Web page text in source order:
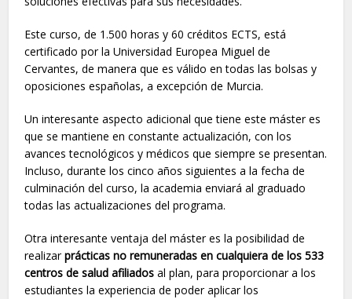
Este curso, de 1.500 horas y 60 créditos ECTS, está
certificado por la Universidad Europea Miguel de
Cervantes, de manera que es válido en todas las bolsas y
oposiciones españolas, a excepción de Murcia.
Un interesante aspecto adicional que tiene este máster es
que se mantiene en constante actualización, con los
avances tecnológicos y médicos que siempre se presentan.
Incluso, durante los cinco años siguientes a la fecha de
culminación del curso, la academia enviará al graduado
todas las actualizaciones del programa.
Otra interesante ventaja del máster es la posibilidad de
realizarprácticas no remuneradas en cualquiera de los 533
centros de salud afiliados al plan, para proporcionar a los
estudiantes la experiencia de poder aplicar los